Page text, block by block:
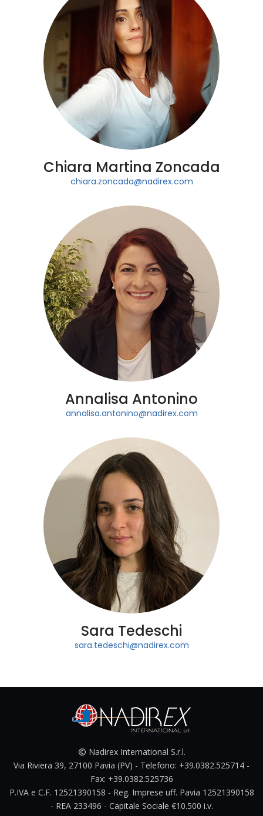
Chiara Martina Zoncada
chiara.zoncada@nadirex.com
Annalisa Antonino
annalisa.antonino@nadirex.com
Sara Tedeschi
sara.tedeschi@nadirex.com
Nadirex International S.r.l.
Via Riviera 39, 27100 Pavia (PV) - Telefono: +39.0382.525714 -
Fax: +39.0382.525736
P.IVA e C.F. 12521390158 - Reg. Imprese uff. Pavia 12521390158
- REA 233496 - Capitale Sociale €10.500 i.v.